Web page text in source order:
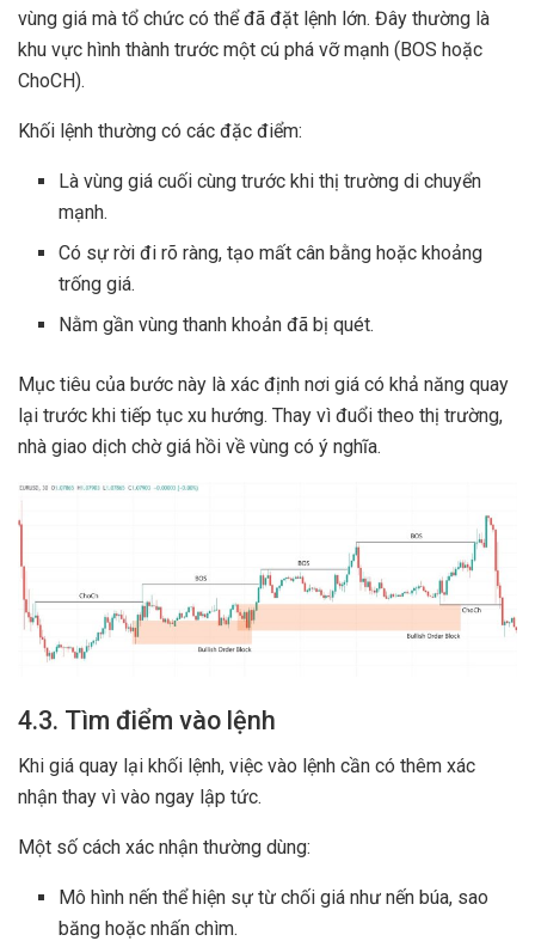
vùng giá mà tổ chức có thể đã đặt lệnh lớn. Đây thường là
khu vực hình thành trước một cú phá vỡ mạnh (BOS hoặc
ChoCH).
Khối lệnh thường có các đặc điểm:
Là vùng giá cuối cùng trước khi thị trường di chuyển
mạnh.
Có sự rời đi rõ ràng, tạo mất cân bằng hoặc khoảng
trống giá.
Nằm gần vùng thanh khoản đã bị quét.
Mục tiêu của bước này là xác định nơi giá có khả năng quay
lại trước khi tiếp tục xu hướng. Thay vì đuổi theo thị trường,
nhà giao dịch chờ giá hồi về vùng có ý nghĩa.
4.3. Tìm điểm vào lệnh
Khi giá quay lại khối lệnh, việc vào lệnh cần có thêm xác
nhận thay vì vào ngay lập tức.
Một số cách xác nhận thường dùng:
Mô hình nến thể hiện sự từ chối giá như nến búa, sao
băng hoặc nhấn chìm.